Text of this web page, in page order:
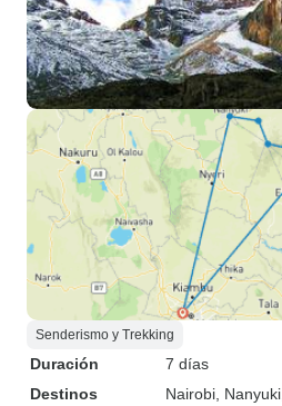
Senderismo y Trekking
Duración
7 días
Destinos
Nairobi , Nanyuki